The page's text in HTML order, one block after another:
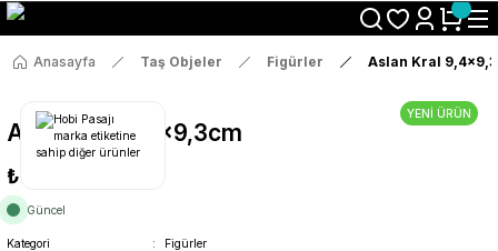
Size Özel "HG10" Koduyla Sepette Hemen %10 İndirimi Kaçırma
Anasayfa Taş Objeler Figürler Aslan Kral
YENİ ÜRÜN
Aslan Kral 9,4x9,3cm
₺79
Güncel
Kategori
Figürler